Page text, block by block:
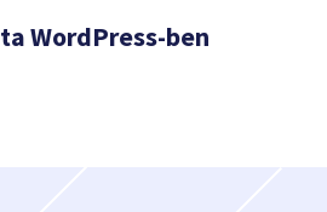
WordPress-ben